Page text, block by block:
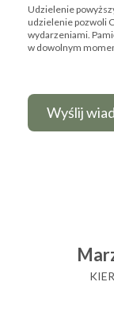
Udzielenie
udzielenie pozwoli
wydarzeniami.
w dowolnym